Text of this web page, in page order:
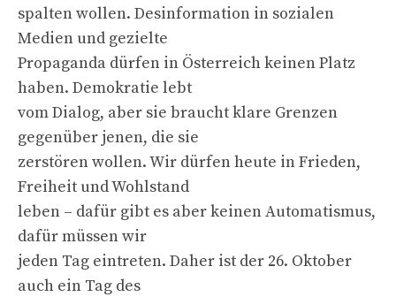
spalten wollen. Desinformation in sozialen
Medien und gezielte
Propaganda dürfen in Österreich keinen Platz
haben. Demokratie lebt
vom Dialog, aber sie braucht klare Grenzen
gegenüber jenen, die sie
zerstören wollen. Wir dürfen heute in Frieden,
Freiheit und Wohlstand
leben – dafür gibt es aber keinen Automatismus,
dafür müssen wir
jeden Tag eintreten. Daher ist der 26. Oktober
auch ein Tag des